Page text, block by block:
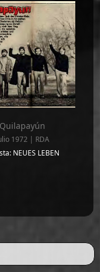
Quilapayún
1972 | RDA
NEUES LEBEN